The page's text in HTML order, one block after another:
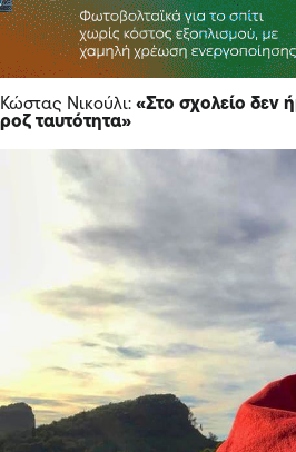
Κώστας Νικούλι: «Στο σχολείο δεν
ροζ ταυτότητα»